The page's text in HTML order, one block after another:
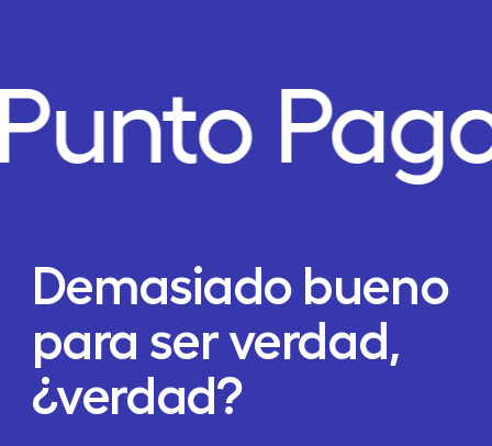
Demasiado bueno
para ser verdad,
¿verdad?